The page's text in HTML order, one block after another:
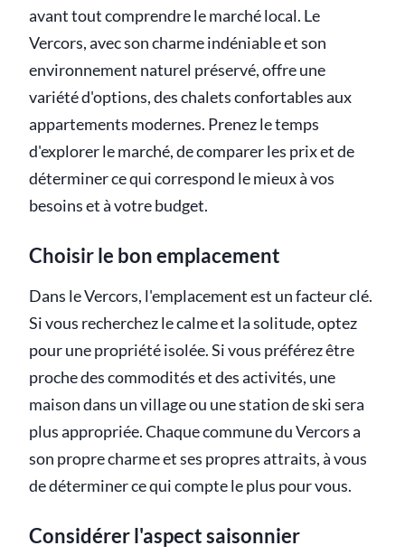
avant tout comprendre le marché local. Le
Vercors, avec son charme indéniable et son
environnement naturel préservé, offre une
variété d'options, des chalets confortables aux
appartements modernes. Prenez le temps
d'explorer le marché, de comparer les prix et de
déterminer ce qui correspond le mieux à vos
besoins et à votre budget.
Choisir le bon emplacement
Dans le Vercors, l'emplacement est un facteur clé.
Si vous recherchez le calme et la solitude, optez
pour une propriété isolée. Si vous préférez être
proche des commodités et des activités, une
maison dans un village ou une station de ski sera
plus appropriée. Chaque commune du Vercors a
son propre charme et ses propres attraits, à vous
de déterminer ce qui compte le plus pour vous.
Considérer l'aspect saisonnier